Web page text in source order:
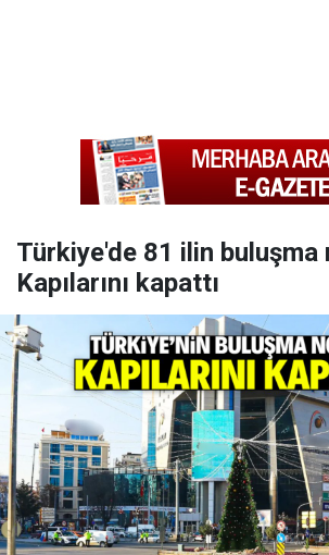
Türkiye'de 81 ilin buluşma
Kapılarını kapattı